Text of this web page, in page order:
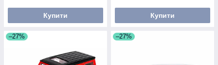
Купити Купити
–27% –27%